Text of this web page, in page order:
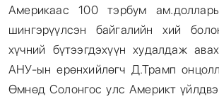
Америкаас 100 тэрбум
шингэрүүлсэн байгалийн хий
хүчний бүтээгдэхүүн худалдаж
АНУ-ын ерөнхийлөгч Д.Трамп
Өмнөд Солонгос улс Америкт